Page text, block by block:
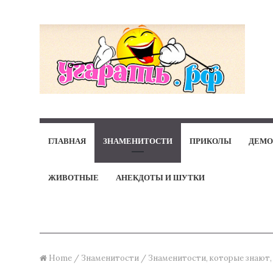
ГЛАВНАЯ ЗНАМЕНИТОСТИ ПРИКОЛЫ
ЖИВОТНЫЕ АНЕКДОТЫ И ШУТКИ
Home / Знаменитости / Знаменитости, которые